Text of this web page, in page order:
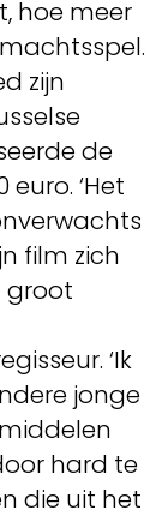
hoe meer
zijn
de
‘Het
film zich
groot
‘Ik
jonge
hard te
die uit het